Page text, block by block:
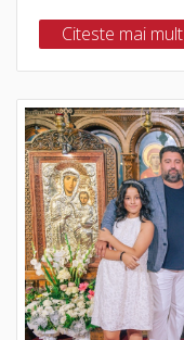
Citeste mai mult